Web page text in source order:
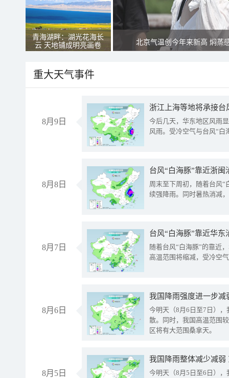
青海湖畔：湖光花海长
云 天地铺成明亮画卷
北京气温创今年来新高 焖蒸
重大天气事件
8月9日
浙江上海等地将承接台
今后几天，华东地区风雨
风雨。受冷空气与台风“白
8月8日
台风“白海豚”靠近浙
周末至下周初，随着台风“
续强降雨。同时暑热消减
8月7日
台风“白海豚”靠近华
随着台风“白海豚”的靠近
高温范围将缩减，受冷空
8月6日
今明天（8月6日至7日）
散。同时，我国高温范围
区将有大范围桑拿天。
8月5日
我国降雨整体减少减弱
今明天（8月5日至6日）